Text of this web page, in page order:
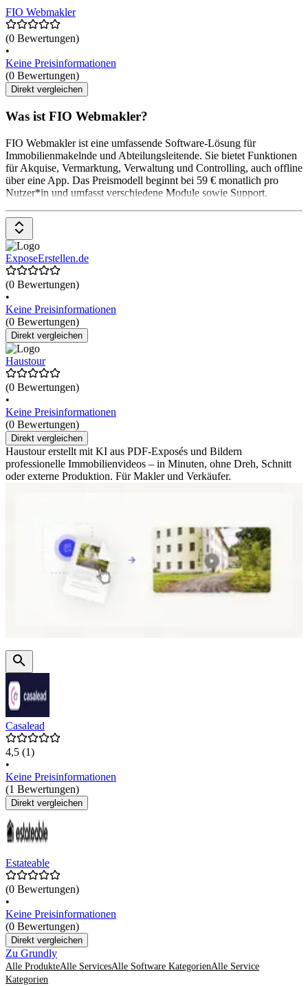
FIO Webmakler
(0 Bewertungen)
•
Keine Preisinformationen
(0 Bewertungen)
Direkt vergleichen
Was ist FIO Webmakler?
FIO Webmakler ist eine umfassende Software-Lösung für
Immobilienmakelnde und Abteilungsleitende. Sie bietet Funktionen
für Akquise, Vermarktung, Verwaltung und Controlling, auch offline
über eine App. Das Preismodell beginnt bei 59 € monatlich pro
Nutzer*in und umfasst verschiedene Module sowie Support.
ExposeErstellen.de
(0 Bewertungen)
•
Keine Preisinformationen
(0 Bewertungen)
Direkt vergleichen
Haustour
(0 Bewertungen)
•
Keine Preisinformationen
(0 Bewertungen)
Direkt vergleichen
Haustour erstellt mit KI aus PDF-Exposés und Bildern
professionelle Immobilienvideos – in Minuten, ohne Dreh, Schnitt
oder externe Produktion. Für Makler und Verkäufer.
Casalead
4,5 (1)
•
Keine Preisinformationen
(1 Bewertungen)
Direkt vergleichen
Estateable
(0 Bewertungen)
•
Keine Preisinformationen
(0 Bewertungen)
Direkt vergleichen
Zu Grundly
Alle ProdukteAlle ServicesAlle Software KategorienAlle Service
Kategorien